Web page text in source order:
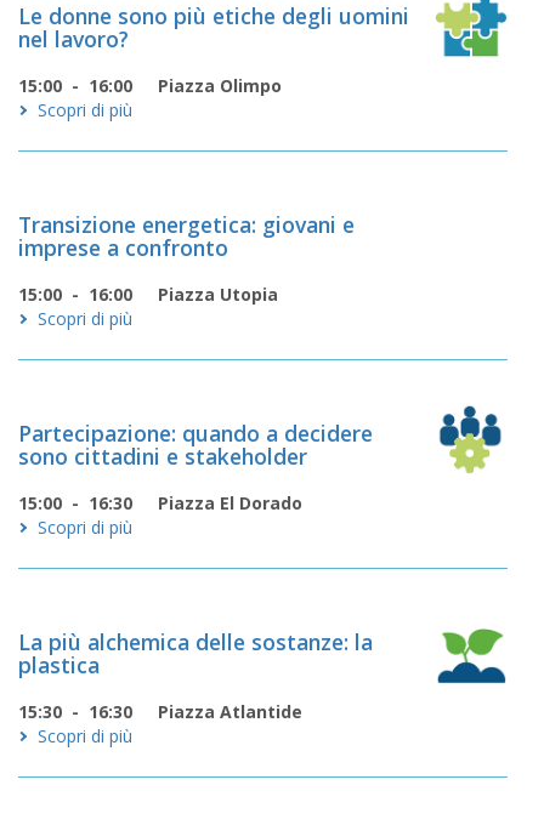
Le donne sono più etiche degli uomini
nel lavoro?
15:00 - 16:00
Piazza Olimpo
Scopri di più
Transizione energetica: giovani e
imprese a confronto
15:00 - 16:00
Piazza Utopia
Scopri di più
Partecipazione: quando a decidere
sono cittadini e stakeholder
15:00 - 16:30
Piazza El Dorado
Scopri di più
La più alchemica delle sostanze: la
plastica
15:30 - 16:30
Piazza Atlantide
Scopri di più